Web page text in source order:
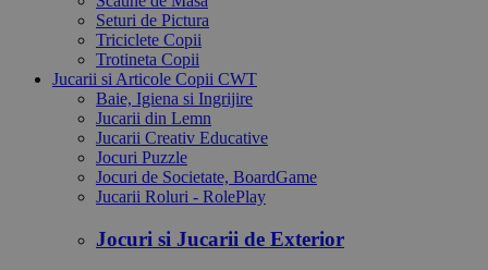
Seturi de Pictura
Triciclete Copii
Trotineta Copii
Jucarii si Articole Copii CWT
Baie, Igiena si Ingrijire
Jucarii din Lemn
Jucarii Creativ Educative
Jocuri Puzzle
Jocuri de Societate, BoardGame
Jucarii Roluri - RolePlay
Jocuri si Jucarii de Exterior